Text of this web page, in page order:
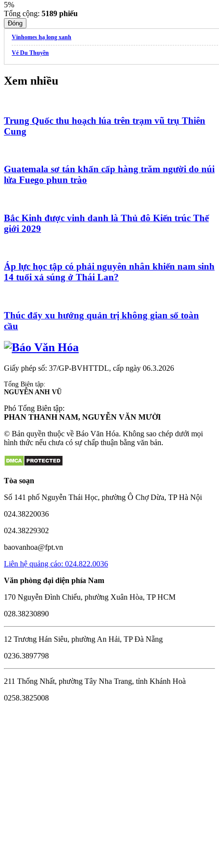
5%
Tổng cộng: 5189 phiếu
Đóng
Vinhomes hạ long xanh
Vé Du Thuyền
Xem nhiều
Trung Quốc thu hoạch lúa trên trạm vũ trụ Thiên
Cung
Guatemala sơ tán khẩn cấp hàng trăm người do núi
lửa Fuego phun trào
Bắc Kinh được vinh danh là Thủ đô Kiến trúc Thế
giới 2029
Áp lực học tập có phải nguyên nhân khiến nam sinh
14 tuổi xả súng ở Thái Lan?
Thúc đẩy xu hướng quản trị không gian số toàn
cầu
Giấy phép số: 37/GP-BVHTTDL, cấp ngày 06.3.2026
Tổng Biên tập:
NGUYỄN ANH VŨ
Phó Tổng Biên tập:
PHAN THANH NAM, NGUYỄN VĂN MƯỜI
© Bản quyền thuộc về Báo Văn Hóa. Không sao chép dưới mọi
hình thức nếu chưa có sự chấp thuận bằng văn bản.
Tòa soạn
Số 141 phố Nguyễn Thái Học, phường Ô Chợ Dừa, TP Hà Nội
024.38220036
024.38229302
baovanhoa@fpt.vn
Liên hệ quảng cáo: 024.822.0036
Văn phòng đại diện phía Nam
170 Nguyễn Đình Chiểu, phường Xuân Hòa, TP HCM
028.38230890
12 Trương Hán Siêu, phường An Hải, TP Đà Nẵng
0236.3897798
211 Thống Nhất, phường Tây Nha Trang, tỉnh Khánh Hoà
0258.3825008